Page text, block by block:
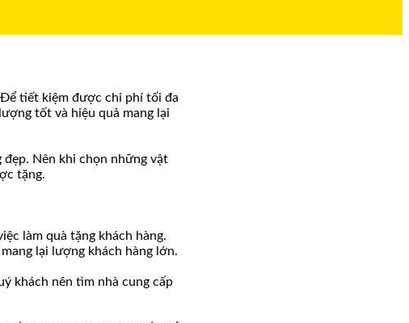
tiết kiệm được chi phí tối đa
tốt và hiệu quả mang lại
đẹp. Nên khi chọn những vật
tặng.
làm quà tặng khách hàng.
lại lượng khách hàng lớn.
khách nên tìm nhà cung cấp